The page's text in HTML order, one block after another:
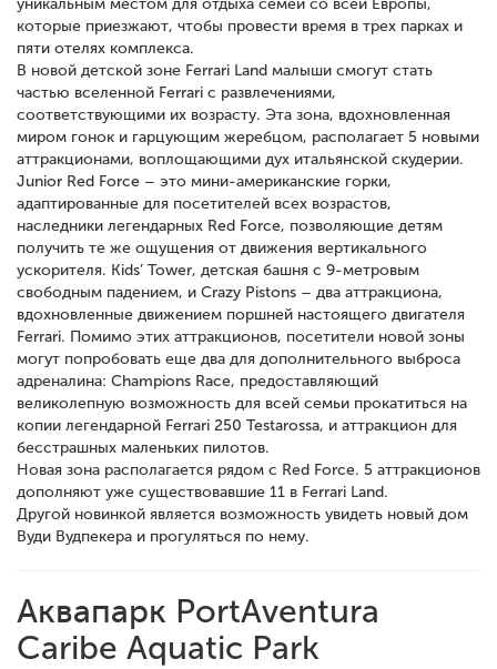
уникальным местом для отдыха семей со всей Европы,
которые приезжают, чтобы провести время в трех парках и
пяти отелях комплекса.
В новой детской зоне Ferrari Land малыши смогут стать
частью вселенной Ferrari с развлечениями,
соответствующими их возрасту. Эта зона, вдохновленная
миром гонок и гарцующим жеребцом, располагает 5 новыми
аттракционами, воплощающими дух итальянской скудерии.
Junior Red Force – это мини-американские горки,
адаптированные для посетителей всех возрастов,
наследники легендарных Red Force, позволяющие детям
получить те же ощущения от движения вертикального
ускорителя. Kids’ Tower, детская башня с 9-метровым
свободным падением, и Crazy Pistons – два аттракциона,
вдохновленные движением поршней настоящего двигателя
Ferrari. Помимо этих аттракционов, посетители новой зоны
могут попробовать еще два для дополнительного выброса
адреналина: Champions Race, предоставляющий
великолепную возможность для всей семьи прокатиться на
копии легендарной Ferrari 250 Testarossa, и аттракцион для
бесстрашных маленьких пилотов.
Новая зона располагается рядом с Red Force. 5 аттракционов
дополняют уже существовавшие 11 в Ferrari Land.
Другой новинкой является возможность увидеть новый дом
Вуди Вудпекера и прогуляться по нему.
Аквапарк PortAventura
Caribe Aquatic Park